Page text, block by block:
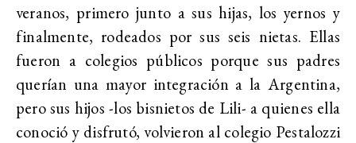
veranos, primero junto a sus hijas, los yernos y
finalmente, rodeados por sus seis nietas. Ellas
fueron a colegios públicos porque sus padres
querían una mayor integración a la Argentina,
pero sus hijos -los bisnietos de Lili- a quienes ella
conoció y disfrutó, volvieron al colegio Pestalozzi